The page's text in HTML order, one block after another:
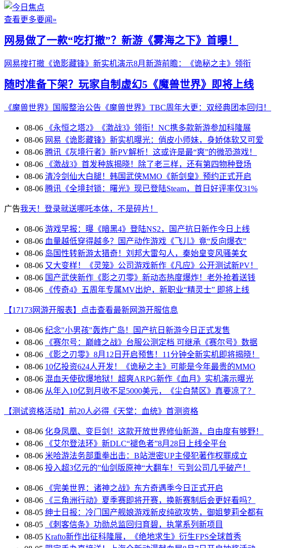
查看更多要闻»
网易做了一款“吃打撤”？新游《雾海之下》首曝！
网易搜打撤《诡影藏锋》新实机演示8月新游前瞻：《诡秘之主》领衔
随时准备下架？玩家自制虚幻5《魔兽世界》即将上线
《魔兽世界》国服整治公告 《魔兽世界》TBC周年大更：双经典团本回归！
《永恒之塔2》《激战3》领衔！NC携多款新游参加科隆展
网易《诡影藏锋》新实机曝光：俏皮小师妹，身娇体软又可爱
腾讯《灰境行者》新PV解析！这或许是最“爽”的微恐游戏！
《激战3》首发种族揭晓！除了老三样，还有第四物种登场
清冷剑仙大白腿！韩国武侠MMO《新剑皇》预约正式开启
08-06
腾讯《全境封锁：曙光》现已登陆Steam，首日好评率仅31%
广告 我天！登录就送哪吒本体，不是碎片！
游戏早报：曝《暗黑4》登陆NS2，国产抗日新作今日上线
血量越低穿得越多？国产动作游戏《飞儿》竟“反向爆衣”
岛国性转新游太猎奇！刘邦大雷勾人，秦始皇变风骚美女
又大变样！《灵笼》公司游戏新作《凡应》公开测试新PV！
国产武侠新作《影之刃零》新动态热度爆炸！老外抢着送钱
08-06 《传奇4》五周年专属MV出炉，新职业“精灵士” 即将上线
【17173网游开服表】点击查看最新网游开服信息
纪念"小男孩"轰炸广岛！国产抗日新游今日正式发售
《赛尔号：巅峰之战》台服公测定档 可继承《赛尔号》数据
《影之刃零》8月12日开启预售！11分钟全新实机即将揭晓！
10亿投资624人开发！《诡秘之主》可能是今年最贵的MMO
混血天使砍爆地狱！超爽ARPG新作《血月》实机演示曝光
08-06 从年入10亿到月收不足5000美元，《尘白禁区》真要凉了？
【测试资格活动】前20人必得《天堂：血统》首测资格
化身凤凰、变巨剑！这款开放世界修仙新游，自由度有够野！
《艾尔登法环》新DLC“褪色者”8月28日上线全平台
米哈游法务部重拳出击：B站泄密UP主侵犯著作权罪成立
08-06
投入超3亿元的”仙剑版原神“大翻车！亏到公司几乎破产！
《完美世界：诸神之战》东方奇遇季今日正式开启
《三角洲行动》夏季赛即将开赛，换新赛制后会更好看吗？
绅士日报：冷门国产舰娘游戏新皮纯欲攻势，御姐萝莉全都有
《刺客信条》功勋总监回归育碧，执掌系列新项目